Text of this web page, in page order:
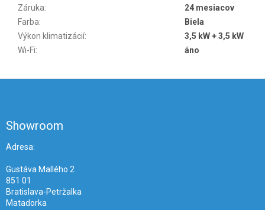
Záruka:
24 mesiacov
Farba:
Biela
Výkon klimatizácií:
3,5 kW + 3,5 kW
Wi-Fi: áno
Showroom
Adresa:
Gustáva Mallého 2
851 01
Bratislava-Petržalka
Matadorka